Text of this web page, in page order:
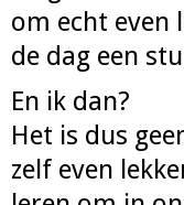
om echt even
de dag een
En ik dan?
Het is dus
zelf even